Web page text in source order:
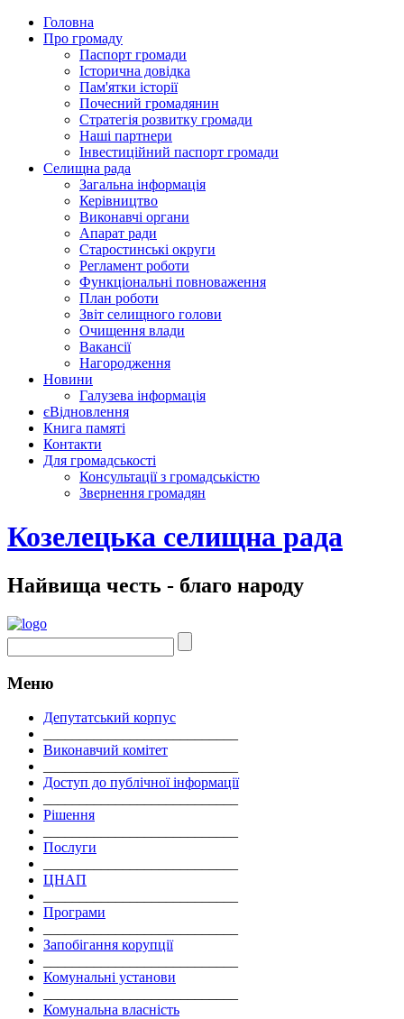
Головна
Про громаду
Паспорт громади
Історична довідка
Пам'ятки історії
Почесний громадянин
Стратегія розвитку громади
Наші партнери
Інвестиційний паспорт громади
Селищна рада
Загальна інформація
Керівництво
Виконавчі органи
Апарат ради
Старостинські округи
Регламент роботи
Функціональні повноваження
План роботи
Звіт селищного голови
Очищення влади
Вакансії
Нагородження
Новини
Галузева інформація
єВідновлення
Книга памяті
Контакти
Для громадськості
Консультації з громадськістю
Звернення громадян
Козелецька селищна рада
Найвища честь - благо народу
Меню
Депутатський корпус
Виконавчий комітет
Доступ до публічної інформації
Рішення
Послуги
ЦНАП
Програми
Запобігання корупції
Комунальні установи
Комунальна власність